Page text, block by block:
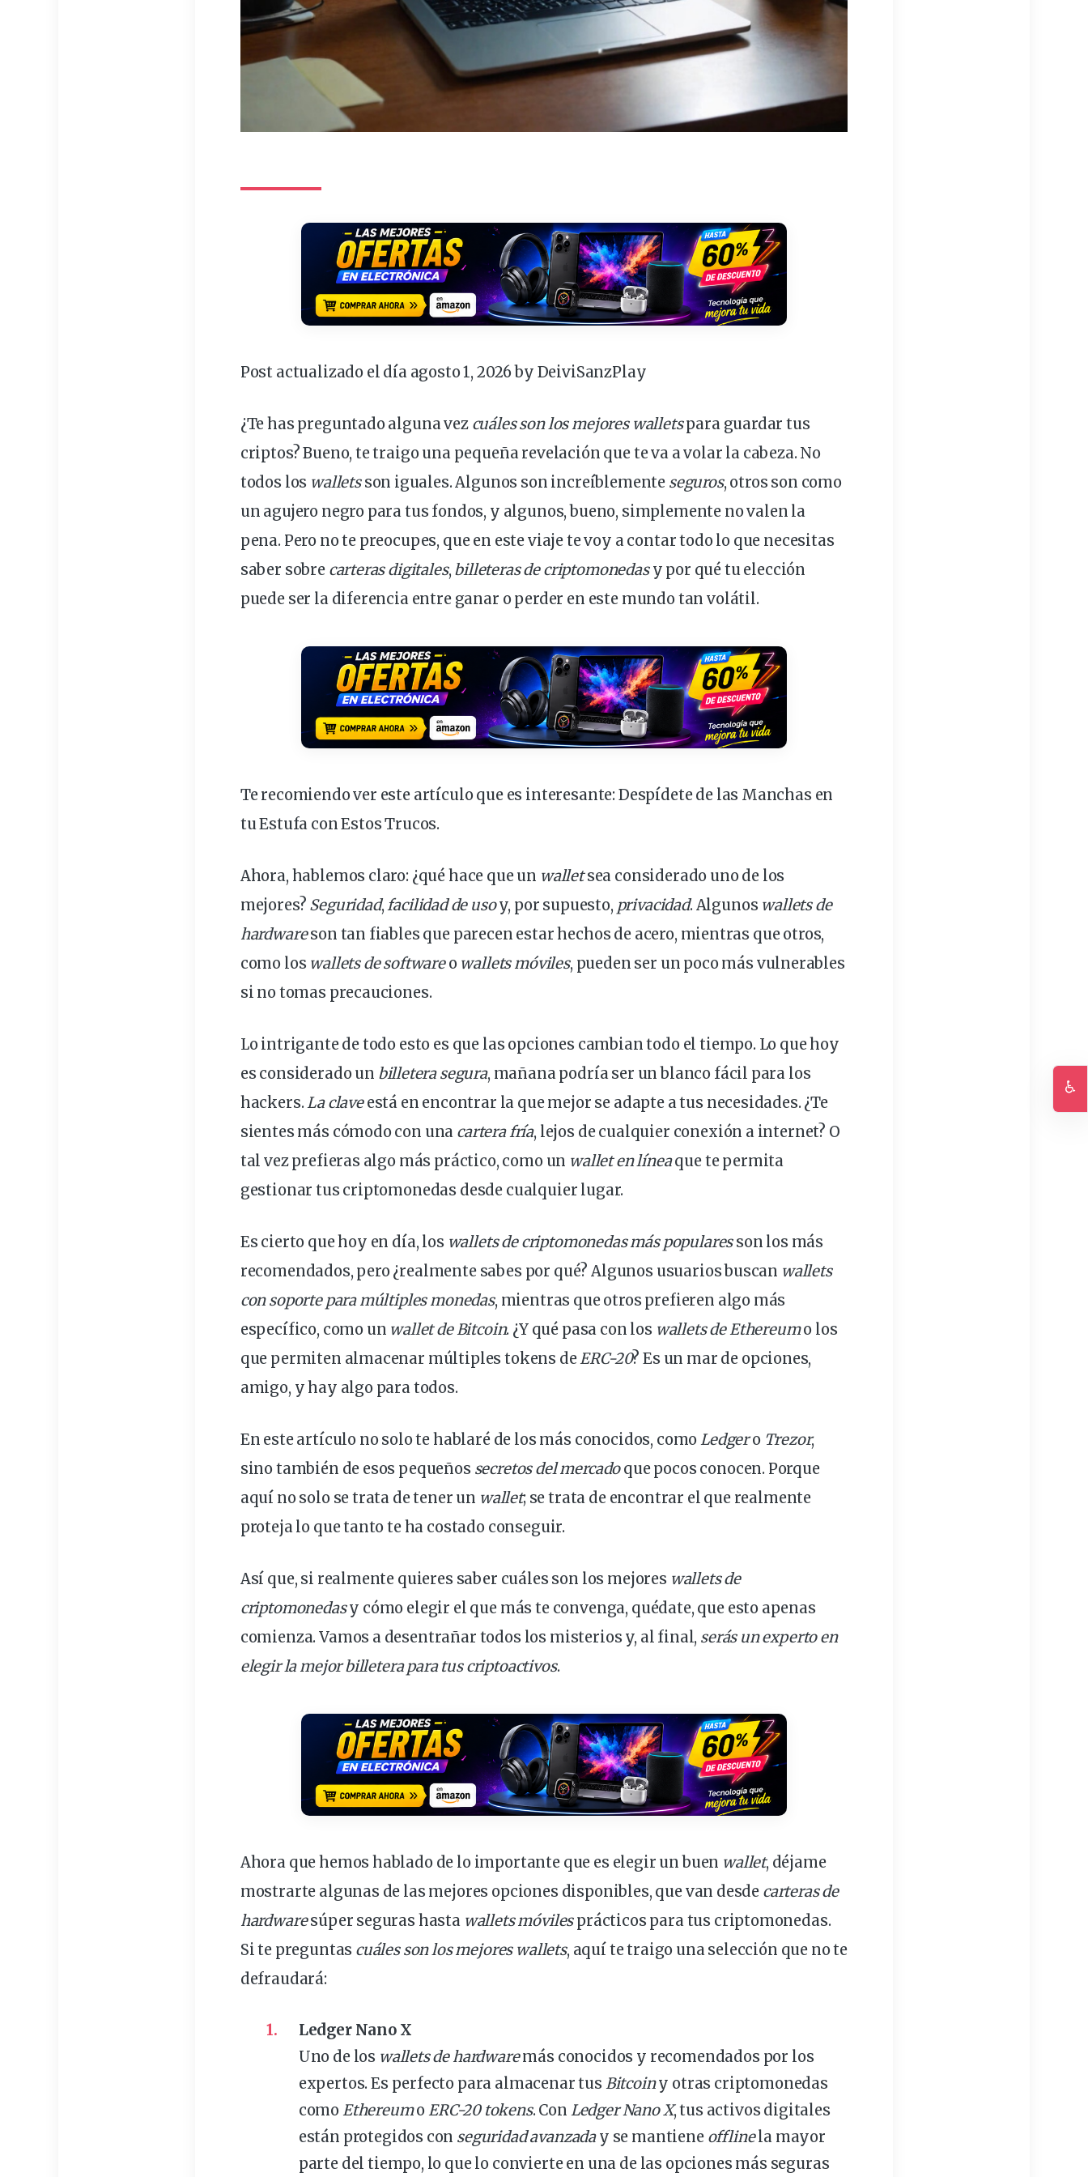
Post actualizado el día agosto 1, 2026 by DeiviSanzPlay
¿Te has preguntado alguna vez cuáles son los mejores walletspara guardar tus
criptos? Bueno, te traigo una pequeña revelación que te va a volar la cabeza. No
todos los walletsson iguales. Algunos son increíblemente seguros, otros son como
un agujero negro para tus fondos, y algunos, bueno, simplemente no valen la
pena. Pero no te preocupes, que en este viaje te voy a contar todo lo que necesitas
saber sobre carterasdigitales, billeteras decriptomonedasy por qué tuelección
puede ser la diferencia entre ganar o perder en este mundotan volátil.
Te recomiendo ver este artículo que es interesante: Despídete de las Manchas en
tu Estufa con Estos Trucos.
Ahora, hablemos claro: ¿qué hace que un walletsea considerado uno de los
mejores? Seguridad,facilidad de usoy, por supuesto, privacidad. Algunos wallets de
hardwareson tan fiables que parecen estar hechos de acero, mientras que otros,
como los wallets desoftwareo walletsmóviles, pueden ser un poco más vulnerables
si no tomas precauciones.
Lo intrigante de todo esto es que las opciones cambian todo el tiempo. Lo que hoy
es considerado un billetera segura, mañana podría ser un blanco fácil para los
hackers.La claveestá en encontrar la que mejor se adapte a tus necesidades. ¿Te
sientes más cómodo con una cartera fría, lejos de cualquier conexión a internet? O
tal vez prefieras algo más práctico, como un wallet enlíneaque te permita
gestionar tus criptomonedas desde cualquier lugar.
Es cierto que hoy en día, los wallets de criptomonedas más popularesson los más
recomendados, pero ¿realmente sabes por qué? Algunos usuarios buscan wallets
consoportepara múltiples monedas, mientras que otros prefieren algo más
específico, como un wallet de Bitcoin. ¿Y qué pasa con los wallets de Ethereumo los
que permiten almacenar múltiplestokens deERC-20? Es un mar de opciones,
amigo, y hay algo para todos.
En este artículo no solo te hablaré de los más conocidos, comoLedgero Trezor,
sino también de esos pequeños secretos del mercadoque pocos conocen. Porque
aquí no solo se trata de tener un wallet; se trata de encontrar el que realmente
proteja lo que tanto te ha costado conseguir.
Así que, si realmente quieres saber cuáles son los mejores wallets de
criptomonedasy cómo elegir el que más te convenga, quédate, que esto apenas
comienza. Vamos a desentrañar todos los misterios y, al final, serás un experto en
elegir la mejor billetera para tus criptoactivos.
Ahora que hemos hablado de lo importante que es elegir un buen wallet, déjame
mostrarte algunas de las mejores opciones disponibles, que van desde carteras de
hardwaresúper seguras hasta wallets móvilesprácticos para tus criptomonedas.
Si te preguntas cuáles son los mejores wallets, aquí te traigo una selección que no te
defraudará:
Ledger Nano X
Uno de los wallets de hardwaremás conocidos y recomendados por los
expertos. Es perfecto para almacenar tus Bitcoiny otras criptomonedas
comoEthereumoERC-20 tokens. Con Ledger Nano X, tus activos digitales
están protegidos con seguridadavanzaday se mantiene offlinela mayor
parte del tiempo, lo que lo convierte en una de las opciones más seguras
♿